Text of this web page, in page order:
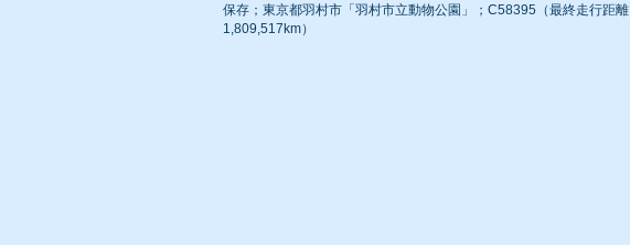
保存；東京都羽村市「羽村市立動物公園」；C58395（最終走行距離
1,809,517km）